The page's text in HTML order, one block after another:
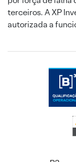
terceiros. A XP
autorizada a